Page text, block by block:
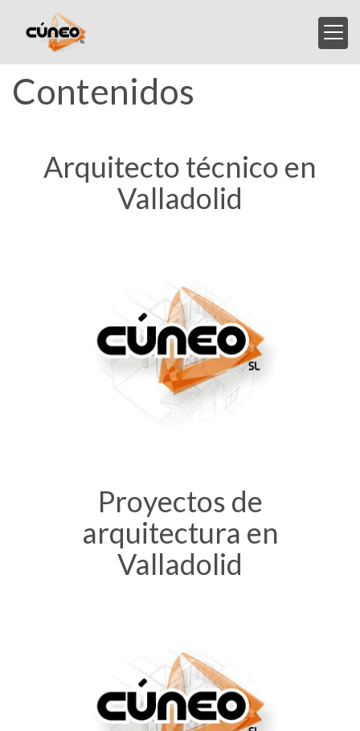
Contenidos
Arquitecto técnico en
Valladolid
Proyectos de
arquitectura en
Valladolid